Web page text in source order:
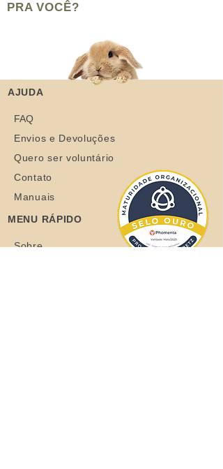
PRA VOCÊ?
AJUDA
FAQ
Envios e Devoluções
Quero ser voluntário
Contato
Manuais
MENU RÁPIDO
Sobre